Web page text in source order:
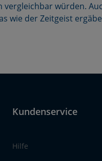
würden.
wie der Zeitgeist
Kundenservice
Hilfe